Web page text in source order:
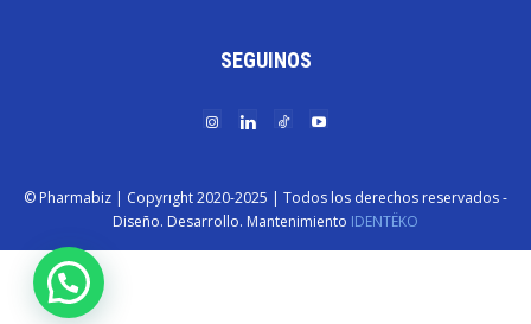
SEGUINOS
© Pharmabiz | Copyrıght 2020-2025 | Todos los derechos reservados -
Diseño. Desarrollo. Mantenimiento IDENTËKO